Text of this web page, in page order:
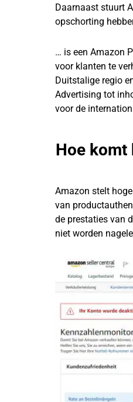
Daarnaast stuurt
opschorting
… is een Amazon
voor klanten te
Duitstalige regio
Advertising tot
voor de
Hoe komt
Amazon stelt
van
de prestaties van
niet worden